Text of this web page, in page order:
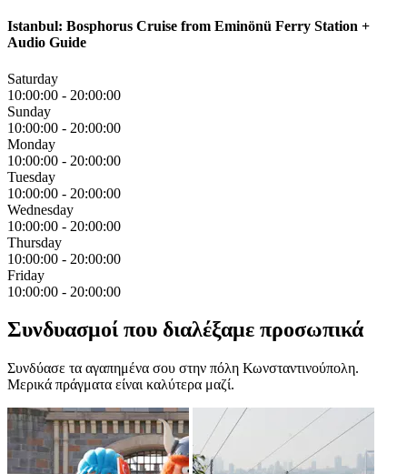
Istanbul: Bosphorus Cruise from Eminönü Ferry Station +
Audio Guide
Saturday
10:00:00 - 20:00:00
Sunday
10:00:00 - 20:00:00
Monday
10:00:00 - 20:00:00
Tuesday
10:00:00 - 20:00:00
Wednesday
10:00:00 - 20:00:00
Thursday
10:00:00 - 20:00:00
Friday
10:00:00 - 20:00:00
Συνδυασμοί που διαλέξαμε προσωπικά
Συνδύασε τα αγαπημένα σου στην πόλη Κωνσταντινούπολη.
Μερικά πράγματα είναι καλύτερα μαζί.